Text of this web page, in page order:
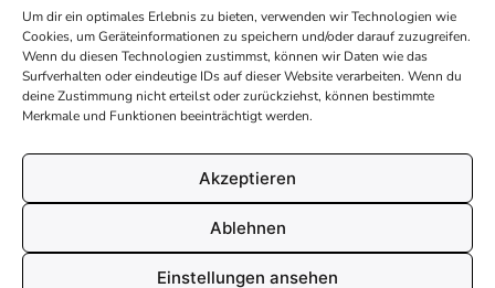
Um dir ein optimales Erlebnis zu bieten, verwenden wir Technologien wie
Cookies, um Geräteinformationen zu speichern und/oder darauf zuzugreifen.
Wenn du diesen Technologien zustimmst, können wir Daten wie das
Surfverhalten oder eindeutige IDs auf dieser Website verarbeiten. Wenn du
deine Zustimmung nicht erteilst oder zurückziehst, können bestimmte
Merkmale und Funktionen beeinträchtigt werden.
Akzeptieren
Ablehnen
Einstellungen ansehen
Über uns
Kontakt
Inhaltsrichtlinien
Recht & Datenschutz
Impressum
AGB
Cookies
© 2026 Malvorlagen24.de - Alle Rechte vorbehalten. Made with